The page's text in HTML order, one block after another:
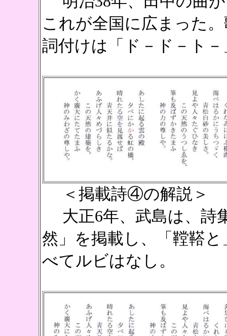
これが全国に広まった
詞付けは「ド－ド－ト
＜掲載詩④の解説＞
大正6年、武島は、詩
然」を掲載し、「鞺鞳
べてルビはなし。